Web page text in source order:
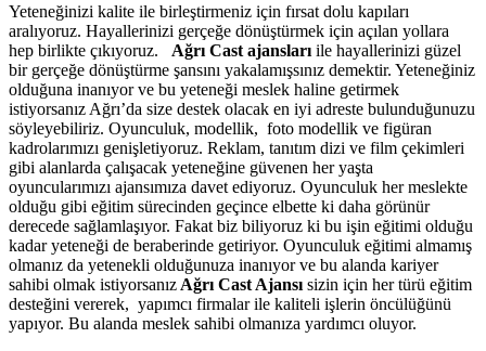
Yeteneğinizi kalite ile birleştirmeniz için fırsat dolu kapıları
aralıyoruz. Hayallerinizi gerçeğe dönüştürmek için açılan yollara
hep birlikte çıkıyoruz. Ağrı Cast ajansları ile hayallerinizi güzel
bir gerçeğe dönüştürme şansını yakalamışsınız demektir. Yeteneğiniz
olduğuna inanıyor ve bu yeteneği meslek haline getirmek
istiyorsanız Ağrı’da size destek olacak en iyi adreste bulunduğunuzu
söyleyebiliriz. Oyunculuk, modellik, foto modellik ve figüran
kadrolarımızı genişletiyoruz. Reklam, tanıtım dizi ve film çekimleri
gibi alanlarda çalışacak yeteneğine güvenen her yaşta
oyuncularımızı ajansımıza davet ediyoruz. Oyunculuk her meslekte
olduğu gibi eğitim sürecinden geçince elbette ki daha görünür
derecede sağlamlaşıyor. Fakat biz biliyoruz ki bu işin eğitimi olduğu
kadar yeteneği de beraberinde getiriyor. Oyunculuk eğitimi almamış
olmanız da yetenekli olduğunuza inanıyor ve bu alanda kariyer
sahibi olmak istiyorsanız Ağrı Cast Ajansı sizin için her türü eğitim
desteğini vererek, yapımcı firmalar ile kaliteli işlerin öncülüğünü
yapıyor. Bu alanda meslek sahibi olmanıza yardımcı oluyor.